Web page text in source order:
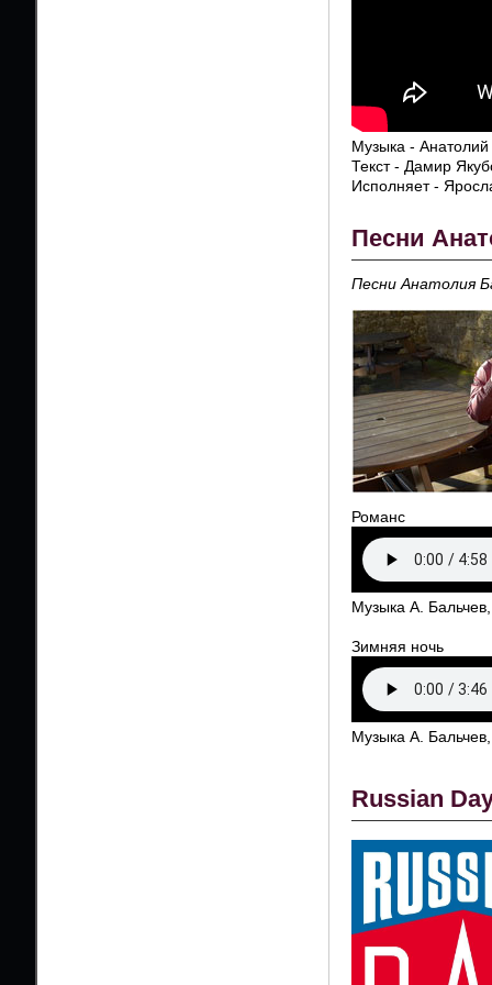
Музыка - Анатолий
Текст - Дамир
Исполняет -
Песни
Песни Анатолия
Романс
Музыка А.
Зимняя ночь
Музыка А.
Russian